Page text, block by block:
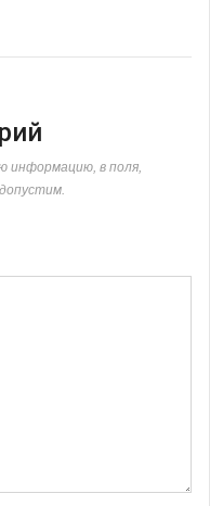
информацию, в поля,